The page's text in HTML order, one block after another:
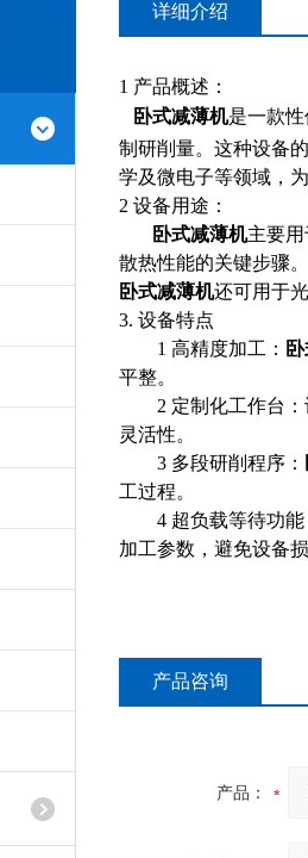
详细介绍
1 产品概述：
卧式减薄机是一款
制研削量。这种设备
学及微电子等领域，
2 设备用途：
卧式减薄机主要
散热性能的关键步骤
卧式减薄机还可用于
3. 设备特点
1 高精度加工：
平整。
2 定制化工作台
灵活性。
3 多段研削程序：
工过程。
4 超负载等待功
加工参数，避免设备
产品咨询
产品：